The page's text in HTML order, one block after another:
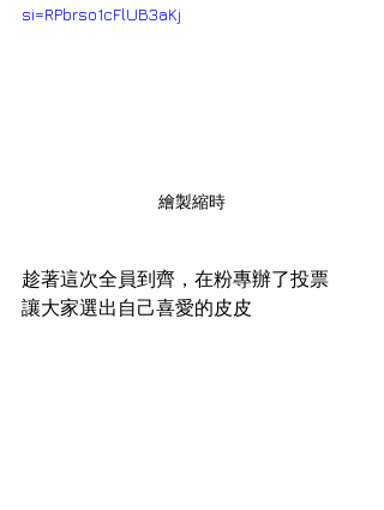
si=RPbrso1cFlUB3aKj
繪製縮時
趁著這次全員到齊，在粉專辦了投票
讓大家選出自己喜愛的皮皮